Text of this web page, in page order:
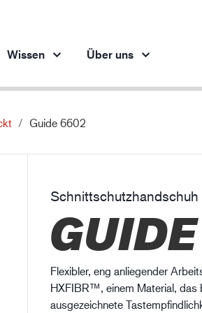
HXFIBR™
SPARX™
XLNT™
XTRM™
Wissen Über uns
Guide 6602
Schnittschutzhandschuh
GUIDE
Flexibler, eng anliegender
HXFIBR™, einem Material, das
ausgezeichnete